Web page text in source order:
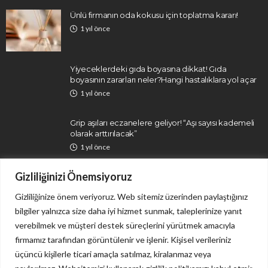
Gizliliğinizi Önemsiyoruz
Gizliliğinize önem veriyoruz. Web sitemiz üzerinden paylaştığınız
bilgiler yalnızca size daha iyi hizmet sunmak, taleplerinize yanıt
verebilmek ve müşteri destek süreçlerini yürütmek amacıyla
firmamız tarafından görüntülenir ve işlenir. Kişisel verileriniz
üçüncü kişilerle ticari amaçla satılmaz, kiralanmaz veya
Ünlü firmanın oda kokusu için toplatma kararı!
1 yıl önce
Yiyeceklerdeki gıda boyasına dikkat! Gıda
boyasının zararları neler?Hangi hastalıklara yol açar
1 yıl önce
Grip aşıları eczanelere geliyor! “Aşı sayısı kademeli
olarak arttırılacak”
1 yıl önce
İletişim Gizlilik Politikası